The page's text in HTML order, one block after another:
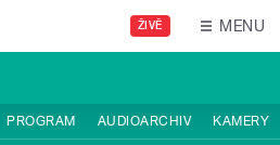
ŽIVĚ MENU
PROGRAM AUDIOARCHIV KAMERY